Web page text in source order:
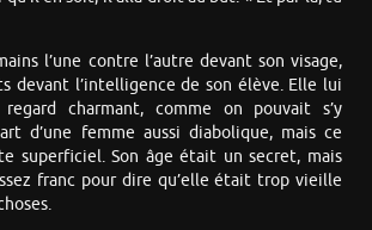
l’une contre l’autre devant son visage,
devant l’intelligence de son élève. Elle lui
charmant, comme on pouvait s’y
d’une femme aussi diabolique, mais ce
superficiel. Son âge était un secret, mais
franc pour dire qu’elle était trop vieille